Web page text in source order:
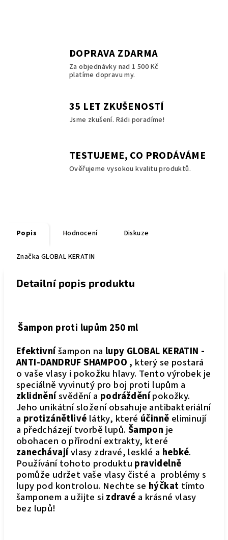
DOPRAVA ZDARMA
Za objednávky nad 1 500 Kč
platíme dopravu my.
35 LET ZKUŠENOSTÍ
Jsme zkušení. Rádi poradíme!
TESTUJEME, CO PRODÁVÁME
Ověřujeme vysokou kvalitu produktů.
Popis Hodnocení Diskuze
Značka GLOBAL KERATIN
Detailní popis produktu
Šampon proti lupům 250 ml
Efektivníšampon na lupy GLOBAL KERATIN -
ANTI-DANDRUF SHAMPOO , který se postará
o vaše vlasy i pokožku hlavy. Tento výrobek je
speciálně vyvinutý pro boj proti lupům a
zklidněnísvědění a podrážděnípokožky.
Jeho unikátní složení obsahuje antibakteriální
a protizánětlivé látky, které účinně eliminují
a předcházejí tvorbě lupů. Šampon je
obohacen o přírodní extrakty, které
zanechávajívlasy zdravé, lesklé a hebké.
Používání tohoto produktu pravidelně
pomůže udržet vaše vlasy čisté a problémy s
lupy pod kontrolou. Nechte se hýčkat tímto
šamponem a užijte si zdravé a krásné vlasy
bez lupů!